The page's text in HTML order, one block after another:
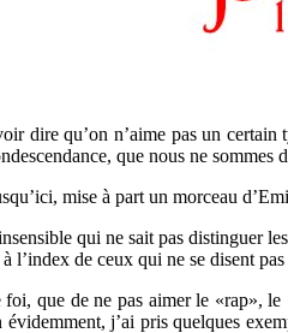
dire qu’on n’aime pas un
que nous ne sommes
mise à part un morceau
qui ne sait pas distinguer
l’index de ceux qui ne se disent
que de ne pas aimer le «rap»,
j’ai pris quelques